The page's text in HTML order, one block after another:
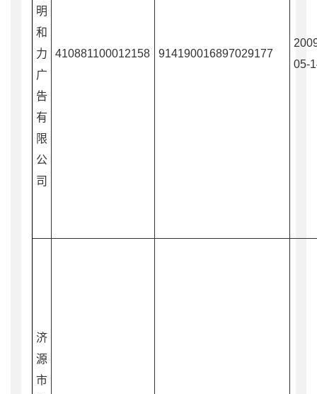
明
和
力
广
告
有
限
公
司
410881100012158 914190016897029177
05-
济
源
市